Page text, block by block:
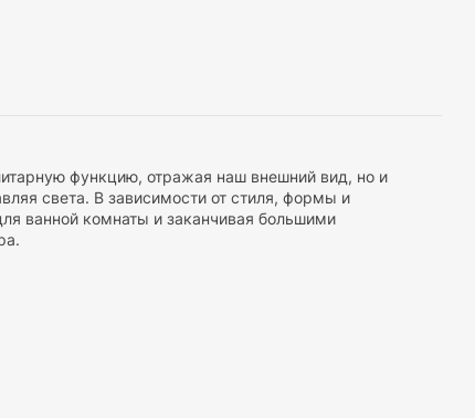
функцию, отражая наш внешний вид, но и
света. В зависимости от стиля, формы и
ванной комнаты и заканчивая большими
используются в прихожих, спальнях и ванных